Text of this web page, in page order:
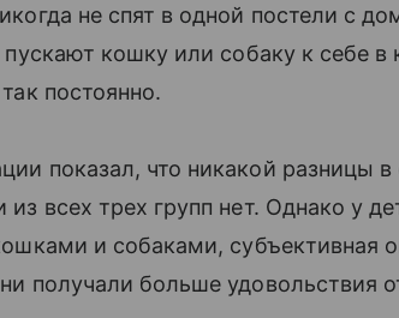
не спят в одной постели с
пускают кошку или собаку к себе в
постоянно.
показал, что никакой разницы
всех трех групп нет. Однако у
и собаками, субъективная
получали больше удовольствия